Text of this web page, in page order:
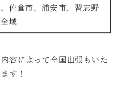
佐倉市、浦安市、習志野
域
容によって全国出張もいた
す！